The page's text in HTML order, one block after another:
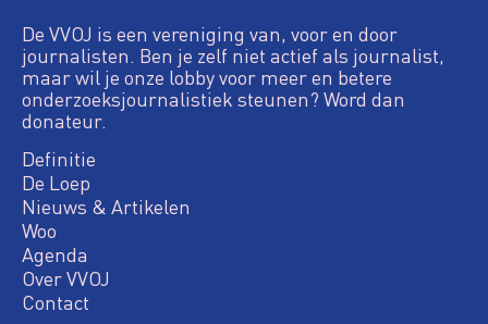
De VVOJ is een vereniging van, voor en door
journalisten. Ben je zelf niet actief als journalist,
maar wil je onze lobby voor meer en betere
onderzoeksjournalistiek steunen? Word dan
donateur.
Definitie
De Loep
Nieuws & Artikelen
Woo
Agenda
Over VVOJ
Contact